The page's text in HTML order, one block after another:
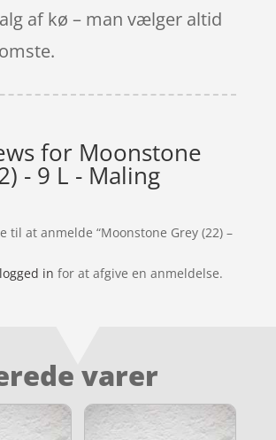
af kø – man vælger altid
for Moonstone
- 9 L - Maling
til at anmelde “Moonstone Grey (22) –
logged in for at afgive en anmeldelse.
varer